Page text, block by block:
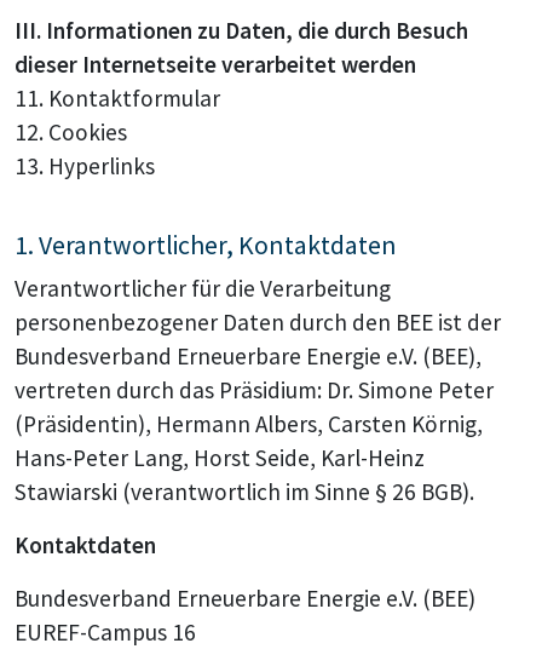
III. Informationen zu Daten, die durch Besuch
dieser Internetseite verarbeitet werden
11. Kontaktformular
12. Cookies
13. Hyperlinks
1. Verantwortlicher, Kontaktdaten
Verantwortlicher für die Verarbeitung
personenbezogener Daten durch den BEE ist der
Bundesverband Erneuerbare Energie e.V. (BEE),
vertreten durch das Präsidium: Dr. Simone Peter
(Präsidentin), Hermann Albers, Carsten Körnig,
Hans-Peter Lang, Horst Seide, Karl-Heinz
Stawiarski (verantwortlich im Sinne § 26 BGB).
Kontaktdaten
Bundesverband Erneuerbare Energie e.V. (BEE)
EUREF-Campus 16